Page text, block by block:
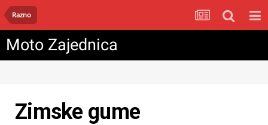
Razno
Moto Zajednica
Zimske gume